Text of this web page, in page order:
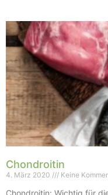
Chondroitin
4. März 2020 Keine
Chondroitin: Wichtig für